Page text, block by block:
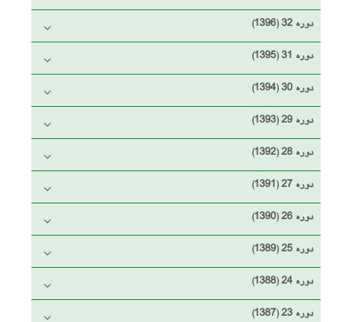
دوره 32 (1396)
دوره 31 (1395)
دوره 30 (1394)
دوره 29 (1393)
دوره 28 (1392)
دوره 27 (1391)
دوره 26 (1390)
دوره 25 (1389)
دوره 24 (1388)
دوره 23 (1387)